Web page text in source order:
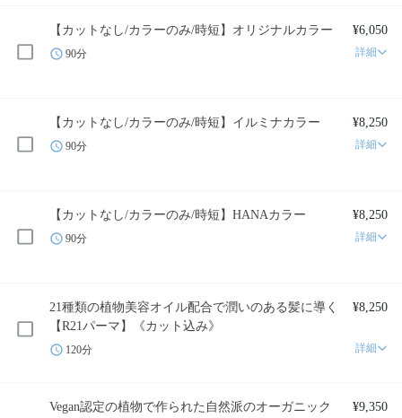
【カットなし/カラーのみ/時短】オリジナルカラー ¥6,050
90分 詳細
【カットなし/カラーのみ/時短】イルミナカラー ¥8,250
90分 詳細
【カットなし/カラーのみ/時短】HANAカラー ¥8,250
90分 詳細
21種類の植物美容オイル配合で潤いのある髪に導く
【R21パーマ】《カット込み》
¥8,250
120分 詳細
Vegan認定の植物で作られた自然派のオーガニック
¥9,350